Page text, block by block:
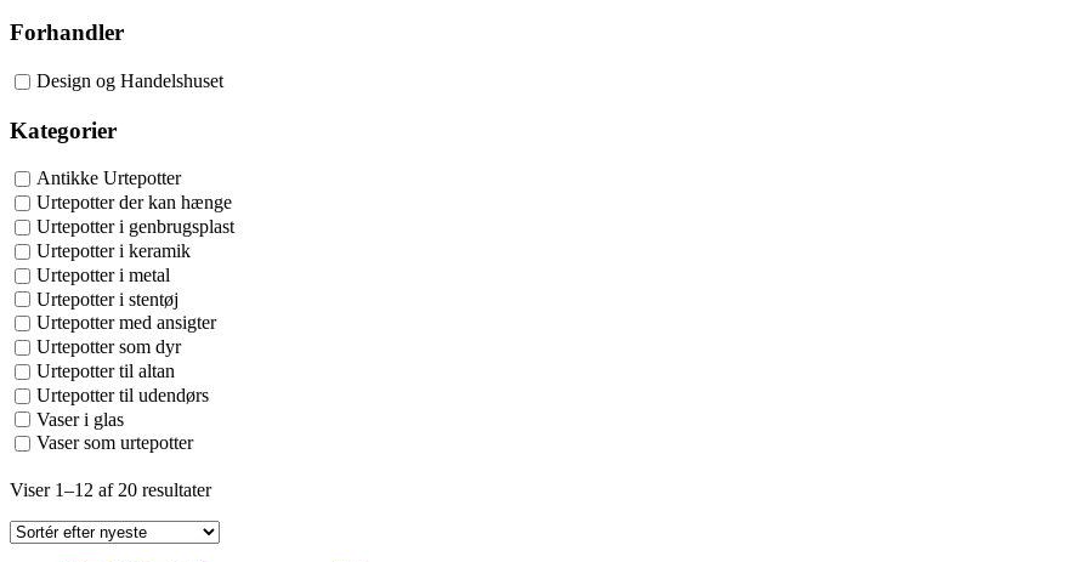
Forhandler
Design og Handelshuset
Kategorier
Antikke Urtepotter
Urtepotter der kan hænge
Urtepotter i genbrugsplast
Urtepotter i keramik
Urtepotter i metal
Urtepotter i stentøj
Urtepotter med ansigter
Urtepotter som dyr
Urtepotter til altan
Urtepotter til udendørs
Vaser i glas
Vaser som urtepotter
Viser 1–12 af 20 resultaterSorted
latest